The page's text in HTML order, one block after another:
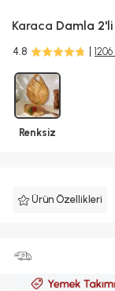
Karaca Damla
4.8
Renksiz
Ürün Özellikleri